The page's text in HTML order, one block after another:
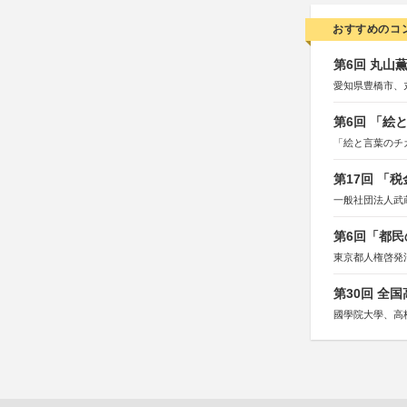
おすすめのコ
第6回 丸山
愛知県豊橋市、
第6回 「絵
「絵と言葉の
第17回 「税
一般社団法人武
第6回「都
東京都人権啓発
第30回 全国
國學院大學、高